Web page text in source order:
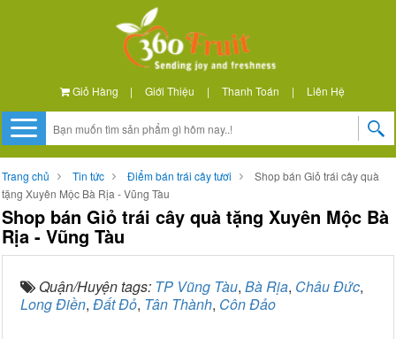
Giỏ Hàng | Giới Thiệu | Thanh Toán | Liên Hệ
Trang chủ Tin tức Điểm bán trái cây tươi
Shop bán Giỏ trái cây quà
tặng Xuyên Mộc Bà Rịa - Vũng Tàu
Shop bán Giỏ trái cây quà tặng Xuyên Mộc Bà
Rịa - Vũng Tàu
Quận/Huyện tags: TP Vũng Tàu, Bà Rịa, Châu Đức,
Long Điền, Đất Đỏ, Tân Thành, Côn Đảo